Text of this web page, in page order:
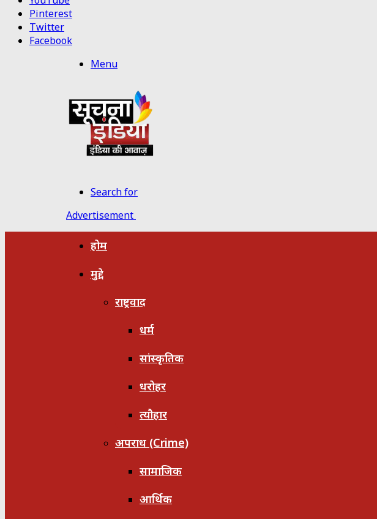
Pinterest
Twitter
Facebook
Menu
Search for
Advertisement
होम
मुद्दे
राष्ट्रवाद
धर्म
सांस्कृतिक
धरोहर
त्यौहार
अपराध (Crime)
सामाजिक
आर्थिक